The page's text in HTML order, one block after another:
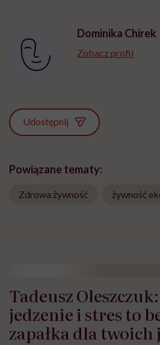
Dominika Chirek
Zobacz profil
Udostępnij
Powiązane tematy:
Zdrowa żywność żywność
Tadeusz
jedzenie i stres to
zapałka dla twoich